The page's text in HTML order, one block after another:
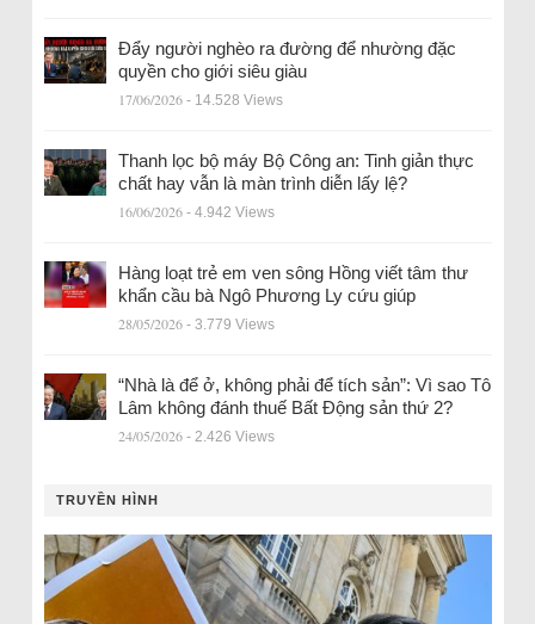
Đẩy người nghèo ra đường để nhường đặc
quyền cho giới siêu giàu
17/06/2026 - 14.528 Views
Thanh lọc bộ máy Bộ Công an: Tinh giản thực
chất hay vẫn là màn trình diễn lấy lệ?
16/06/2026 - 4.942 Views
Hàng loạt trẻ em ven sông Hồng viết tâm thư
khẩn cầu bà Ngô Phương Ly cứu giúp
28/05/2026 - 3.779 Views
“Nhà là để ở, không phải để tích sản”: Vì sao Tô
Lâm không đánh thuế Bất Động sản thứ 2?
24/05/2026 - 2.426 Views
TRUYỀN HÌNH